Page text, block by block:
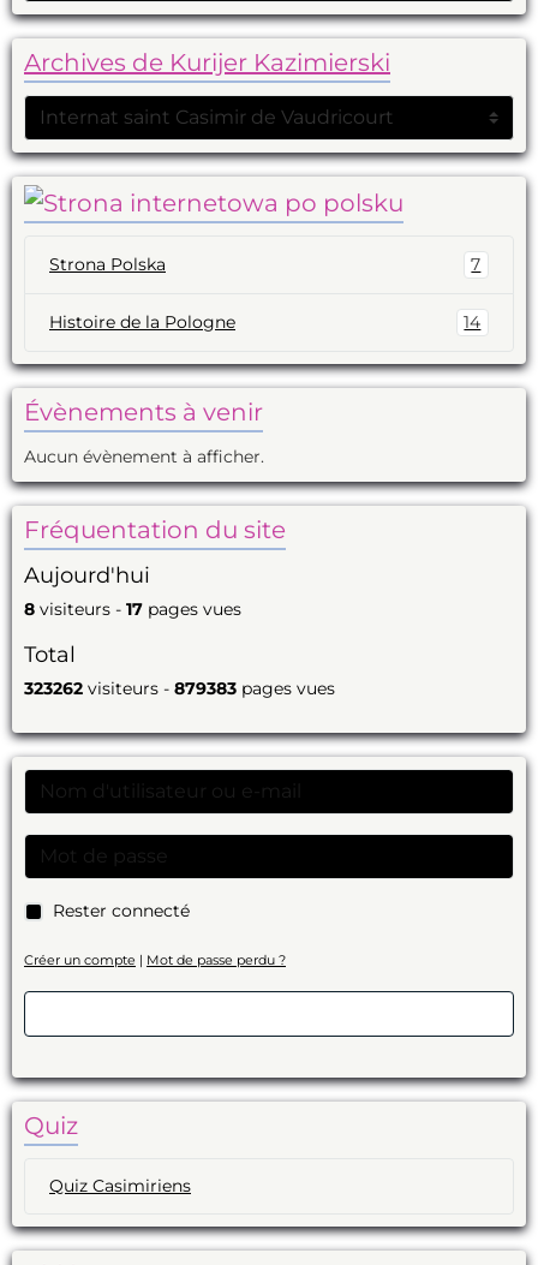
Archives de Kurijer Kazimierski
Strona Polska 7
Histoire de la Pologne 14
Évènements à venir
Aucun évènement à afficher.
Fréquentation du site
Aujourd'hui
8 visiteurs - 17 pages vues
Total
323262 visiteurs - 879383 pages vues
Rester connecté
Créer un compte | Mot de passe perdu ?
Quiz
Quiz Casimiriens